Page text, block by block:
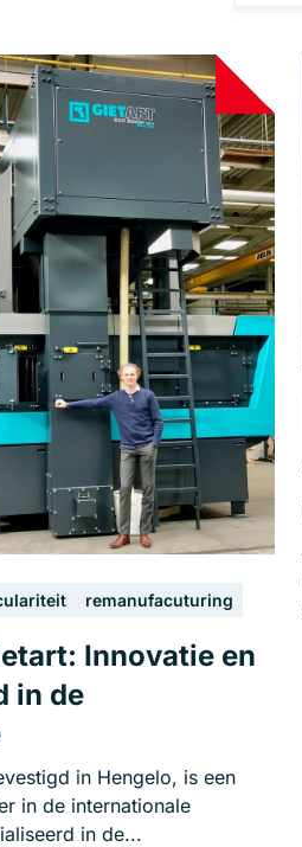
remanufacuturing
Innovatie en
in de
in Hengelo, is een
in de internationale
in de...